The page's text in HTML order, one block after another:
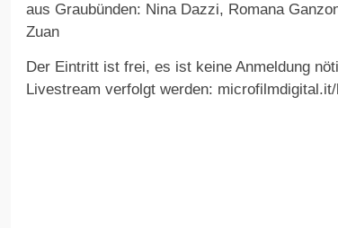
aus Graubünden: Nina Dazzi, Romana
Zuan
Der Eintritt ist frei, es ist keine Anmeldung
Livestream verfolgt werden: